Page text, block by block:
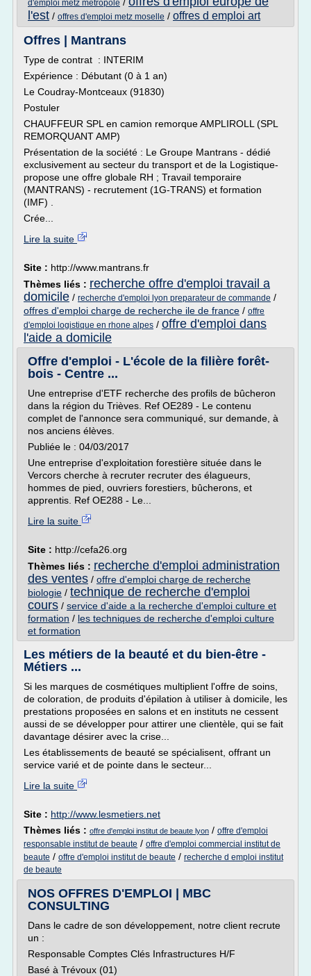
d'emploi metz metropole
l'est / offres d'emploi metz moselle / offres d emploi art
Offres | Mantrans
Type de contrat : INTERIM
Expérience : Débutant (0 à 1 an)
Le Coudray-Montceaux (91830)
Postuler
CHAUFFEUR SPL en camion remorque AMPLIROLL (SPL
REMORQUANT AMP)
Présentation de la société : Le Groupe Mantrans - dédié
exclusivement au secteur du transport et de la Logistique-
propose une offre globale RH ; Travail temporaire
(MANTRANS) - recrutement (1G-TRANS) et formation
(IMF) .
Crée...
Lire la suite
Site : http://www.mantrans.fr
Thèmes liés : recherche offre d'emploi travail a
domicile / recherche d'emploi lyon preparateur de commande /
offres d'emploi charge de recherche ile de france / offre
d'emploi logistique en rhone alpes / offre d'emploi dans
l'aide a domicile
Offre d'emploi - L'école de la filière forêt-
bois - Centre ...
Une entreprise d'ETF recherche des profils de bûcheron
dans la région du Trièves. Ref OE289 - Le contenu
complet de l'annonce sera communiqué, sur demande, à
nos anciens élèves.
Publiée le : 04/03/2017
Une entreprise d'exploitation forestière située dans le
Vercors cherche à recruter recruter des élagueurs,
hommes de pied, ouvriers forestiers, bûcherons, et
apprentis. Ref OE288 - Le...
Lire la suite
Site : http://cefa26.org
Thèmes liés : recherche d'emploi administration
des ventes / offre d'emploi charge de recherche
biologie / technique de recherche d'emploi
cours / service d'aide a la recherche d'emploi culture et
formation / les techniques de recherche d'emploi culture
et formation
Les métiers de la beauté et du bien-être -
Métiers ...
Si les marques de cosmétiques multiplient l'offre de soins,
de coloration, de produits d'épilation à utiliser à domicile, les
prestations proposées en salons et en instituts ne cessent
aussi de se développer pour attirer une clientèle, qui se fait
davantage désirer avec la crise...
Les établissements de beauté se spécialisent, offrant un
service varié et de pointe dans le secteur...
Lire la suite
Site : http://www.lesmetiers.net
Thèmes liés : offre d'emploi institut de beaute lyon / offre d'emploi
responsable institut de beaute / offre d'emploi commercial institut de
beaute / offre d'emploi institut de beaute / recherche d emploi institut
de beaute
NOS OFFRES D'EMPLOI | MBC
CONSULTING
Dans le cadre de son développement, notre client recrute
un :
Responsable Comptes Clés Infrastructures H/F
Basé à Trévoux (01)